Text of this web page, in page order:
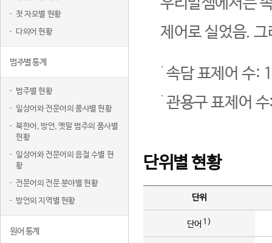
첫 자모별 현황
다의어 현황
범주별 통계
범주별 현황
일상어와 전문어의 품사별 현황
북한어, 방언, 옛말 범주의 품사별
현황
일상어와 전문어의 음절 수별 현
황
전문어의 전문 분야별 현황
방언의 지역별 현황
원어 통계
우리말샘에서는
제어로 실었음.
속담 표제어 수:
관용구 표제어
단위별 현황
단위
단어 1)